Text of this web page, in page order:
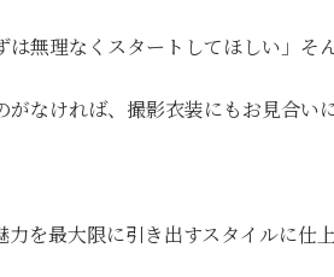
は無理なくスタートしてほしい」
がなければ、撮影衣装にもお見合い
を最大限に引き出すスタイルに仕